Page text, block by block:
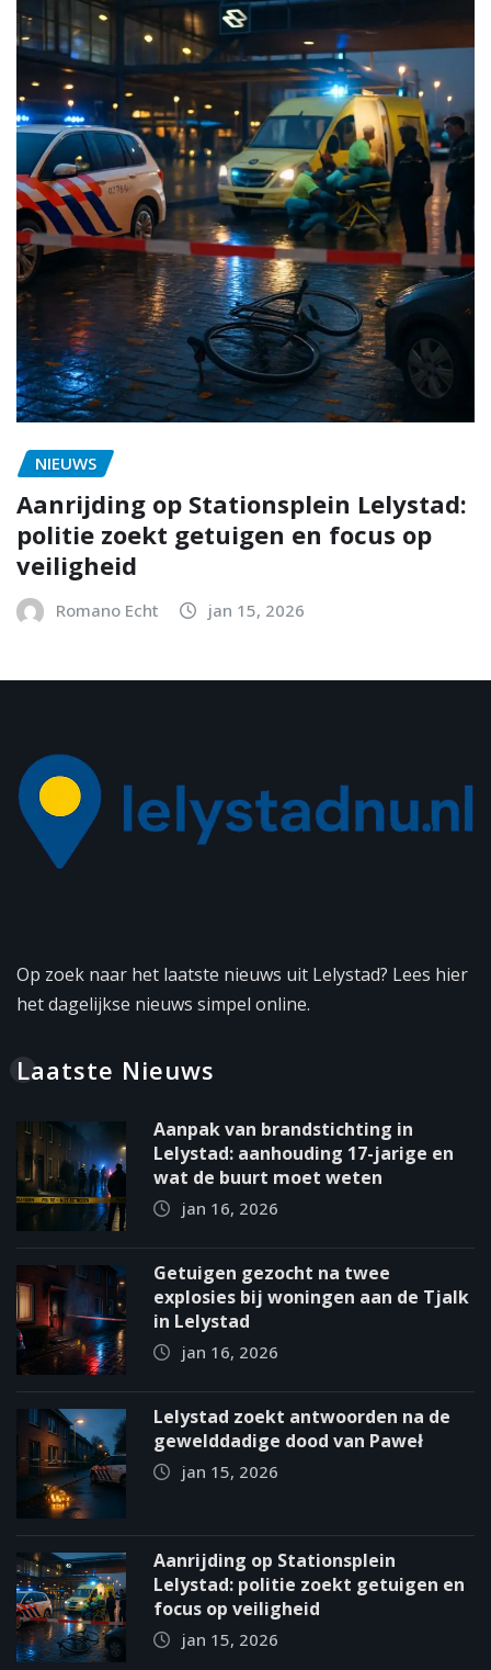
NIEUWS
Aanrijding op Stationsplein Lelystad:
politie zoekt getuigen en focus op
veiligheid
Romano Echt jan 15, 2026
Op zoek naar het laatste nieuws uit Lelystad? Lees hier
het dagelijkse nieuws simpel online.
Laatste Nieuws
Aanpak van brandstichting in
Lelystad: aanhouding 17-jarige en
wat de buurt moet weten
jan 16, 2026
Getuigen gezocht na twee
explosies bij woningen aan de Tjalk
in Lelystad
jan 16, 2026
Lelystad zoekt antwoorden na de
gewelddadige dood van Paweł
jan 15, 2026
Aanrijding op Stationsplein
Lelystad: politie zoekt getuigen en
focus op veiligheid
jan 15, 2026